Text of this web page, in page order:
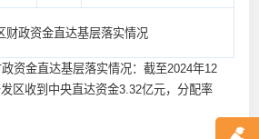
财政资金直达基层落实情况
金直达基层落实情况：截至2024年12
区收到中央直达资金3.32亿元，分配率